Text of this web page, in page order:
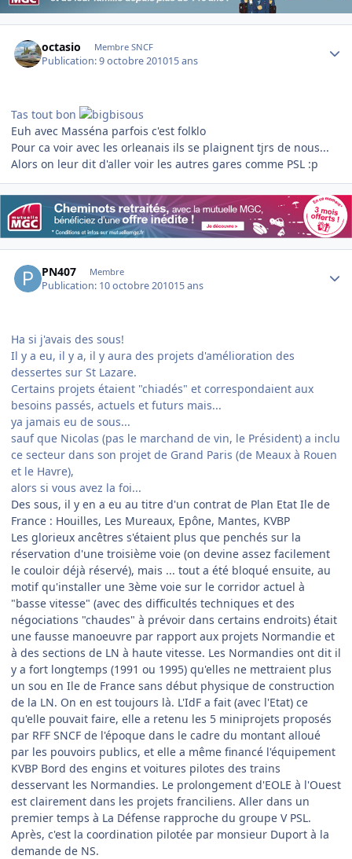
octasio Membre SNCF
Publication:9 octobre 201015 ans
Tas tout bon
Euh avec Masséna parfois c'est folklo
Pour ca voir avec les orleanais ils se plaignent tjrs de nous...
Alors on leur dit d'aller voir les autres gares comme PSL :p
PN407 Membre
Publication: 10 octobre 201015 ans
Ha si j'avais des sous!
Il y a eu, il y a, il y aura des projets d'amélioration des
dessertes sur St Lazare.
Certains projets étaient "chiadés" et correspondaient aux
besoins passés, actuels et futurs mais...
ya jamais eu de sous...
sauf que Nicolas (pas le marchand de vin, le Président) a inclu
ce secteur dans son projet de Grand Paris (de Meaux à Rouen
et le Havre),
alors si vous avez la foi...
Des sous, il y en a eu au titre d'un contrat de Plan Etat Ile de
France : Houilles, Les Mureaux, Epône, Mantes, KVBP
Les glorieux ancêtres s'étaient plus que penchés sur la
réservation d'une troisième voie (on devine assez facilement
le couloir déjà réservé), mais ... tout a été bloqué ensuite, au
motif qu'installer une 3ème voie sur le corridor actuel à
"basse vitesse" (avec des difficultés techniques et des
négociations "chaudes" à prévoir dans certains endroits) était
une fausse manoeuvre par rapport aux projets Normandie et
à des sections de LN à haute vitesse. Les Normandies ont dit il
y a fort longtemps (1991 ou 1995) qu'elles ne mettraient plus
un sou en Ile de France sans début physique de construction
de la LN. On en est toujours là. L'IdF a fait (avec l'Etat) ce
qu'elle pouvait faire, elle a retenu les 5 miniprojets proposés
par RFF SNCF de l'époque dans le cadre du montant alloué
par les pouvoirs publics, et elle a même financé l'équipement
KVBP Bord des engins et voitures pilotes des trains
desservant les Normandies. Le prolongement d'EOLE à l'Ouest
est clairement dans les projets franciliens. Aller dans un
premier temps à La Défense rapproche du groupe V PSL.
Après, c'est la coordination pilotée par monsieur Duport à la
demande de NS.